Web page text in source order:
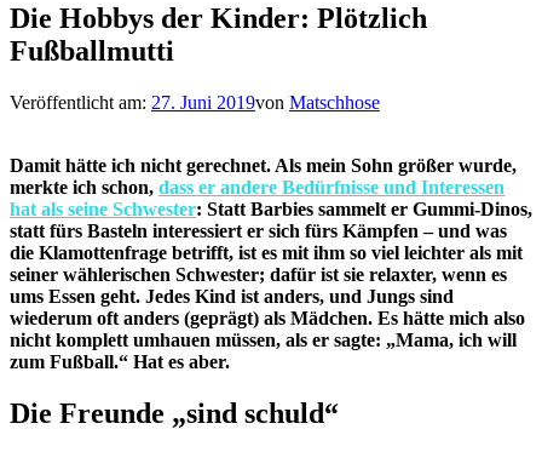
Die Hobbys der Kinder: Plötzlich
Fußballmutti
Veröffentlicht am: 27. Juni 2019von Matschhose
Damit hätte ich nicht gerechnet. Als mein Sohn größer wurde,
merkte ich schon, dass er andere Bedürfnisse und Interessen
hat als seine Schwester: Statt Barbies sammelt er Gummi-Dinos,
statt fürs Basteln interessiert er sich fürs Kämpfen – und was
die Klamottenfrage betrifft, ist es mit ihm so viel leichter als mit
seiner wählerischen Schwester; dafür ist sie relaxter, wenn es
ums Essen geht. Jedes Kind ist anders, und Jungs sind
wiederum oft anders (geprägt) als Mädchen. Es hätte mich also
nicht komplett umhauen müssen, als er sagte: „Mama, ich will
zum Fußball.“ Hat es aber.
Die Freunde „sind schuld“